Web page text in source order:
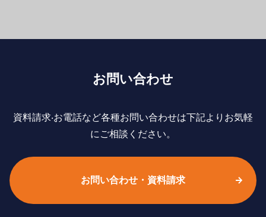
お問い合わせ
資料請求‧お電話など各種お問い合わせは下記よりお気軽
にご相談ください。
お問い合わせ・資料請求